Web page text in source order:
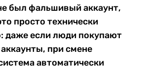
был фальшивый аккаунт,
просто технически
даже если люди покупают
при смене
автоматически